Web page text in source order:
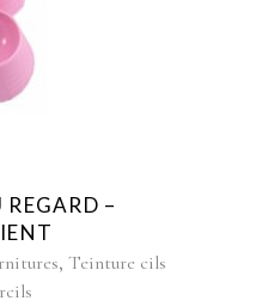
–
, Teinture cils